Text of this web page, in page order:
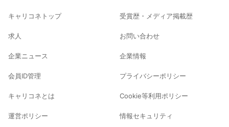
キャリコネトップ
求人
企業ニュース
会員ID管理
キャリコネとは
運営ポリシー
受賞歴・メディア掲載歴
お問い合わせ
企業情報
プライバシーポリシー
Cookie等利用ポリシー
情報セキュリティ